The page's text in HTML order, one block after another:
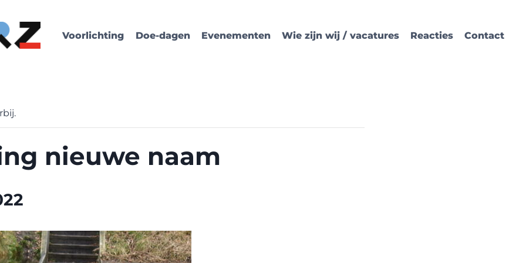
Voorlichting Doe-dagen Evenementen Wie zijn wij / vacatures Reacties Contact
nieuwe naam